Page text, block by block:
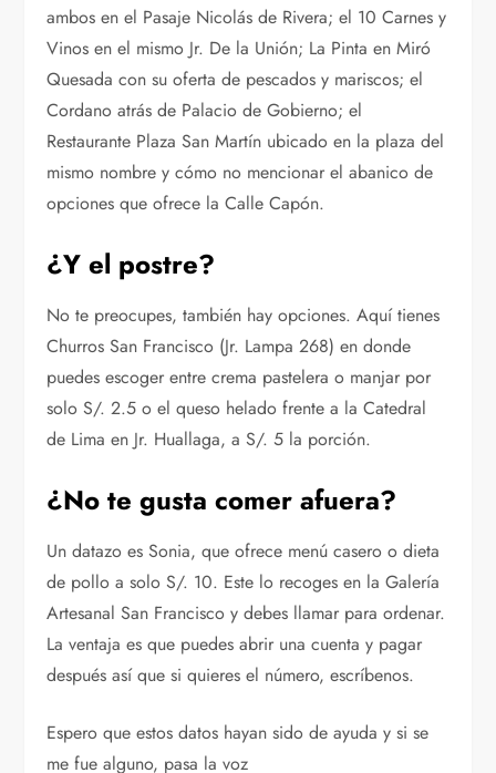
ambos en el Pasaje Nicolás de Rivera; el 10 Carnes y
Vinos en el mismo Jr. De la Unión; La Pinta en Miró
Quesada con su oferta de pescados y mariscos; el
Cordano atrás de Palacio de Gobierno; el
Restaurante Plaza San Martín ubicado en la plaza del
mismo nombre y cómo no mencionar el abanico de
opciones que ofrece la Calle Capón.
¿Y el postre?
No te preocupes, también hay opciones. Aquí tienes
Churros San Francisco (Jr. Lampa 268) en donde
puedes escoger entre crema pastelera o manjar por
solo S/. 2.5 o el queso helado frente a la Catedral
de Lima en Jr. Huallaga, a S/. 5 la porción.
¿No te gusta comer afuera?
Un datazo es Sonia, que ofrece menú casero o dieta
de pollo a solo S/. 10. Este lo recoges en la Galería
Artesanal San Francisco y debes llamar para ordenar.
La ventaja es que puedes abrir una cuenta y pagar
después así que si quieres el número, escríbenos.
Espero que estos datos hayan sido de ayuda y si se
me fue alguno, pasa la voz